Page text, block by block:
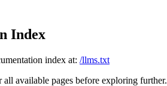
Index
index at: /llms.txt
available pages before exploring further.